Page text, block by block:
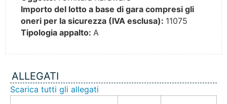
Importo del lotto a base di gara compresi gli
oneri per la sicurezza (IVA esclusa): 11075
Tipologia appalto: A
ALLEGATI
Scarica tutti gli allegati